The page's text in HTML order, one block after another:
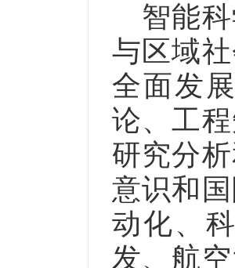
智能
与区域
全面发
论、工
研究分
意识和
动化、
发、航